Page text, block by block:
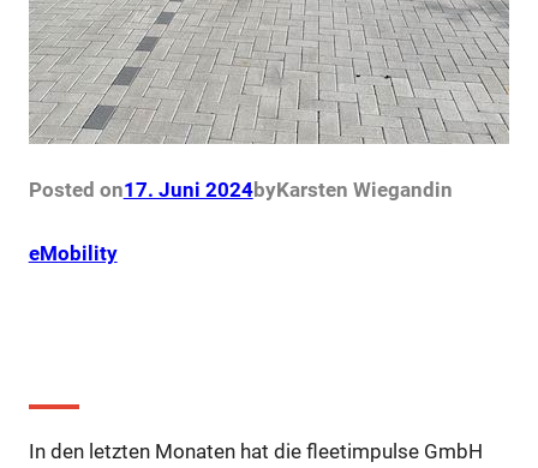
Posted on17. Juni 2024byKarsten Wiegandin
eMobility
In den letzten Monaten hat die fleetimpulse GmbH